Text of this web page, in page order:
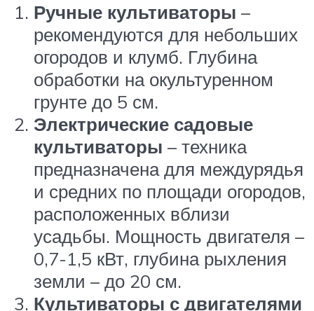
Ручные культиваторы –
рекомендуются для небольших
огородов и клумб. Глубина
обработки на окультуренном
грунте до 5 см.
Электрические садовые
культиваторы – техника
предназначена для междурядья
и средних по площади огородов,
расположенных вблизи
усадьбы. Мощность двигателя –
0,7-1,5 кВт, глубина рыхления
земли – до 20 см.
Культиваторы с двигателями